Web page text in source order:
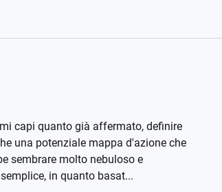
capi quanto già affermato, definire
una potenziale mappa d'azione che
sembrare molto nebuloso e
in quanto basat...